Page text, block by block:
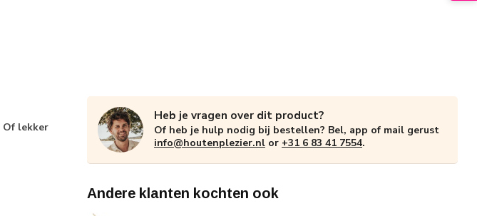
Of lekker
Heb je vragen over dit product?
Of heb je hulp nodig bij bestellen? Bel, app of mail gerust
info@houtenplezier.nl or +31 6 83 41 7554.
Andere klanten kochten ook